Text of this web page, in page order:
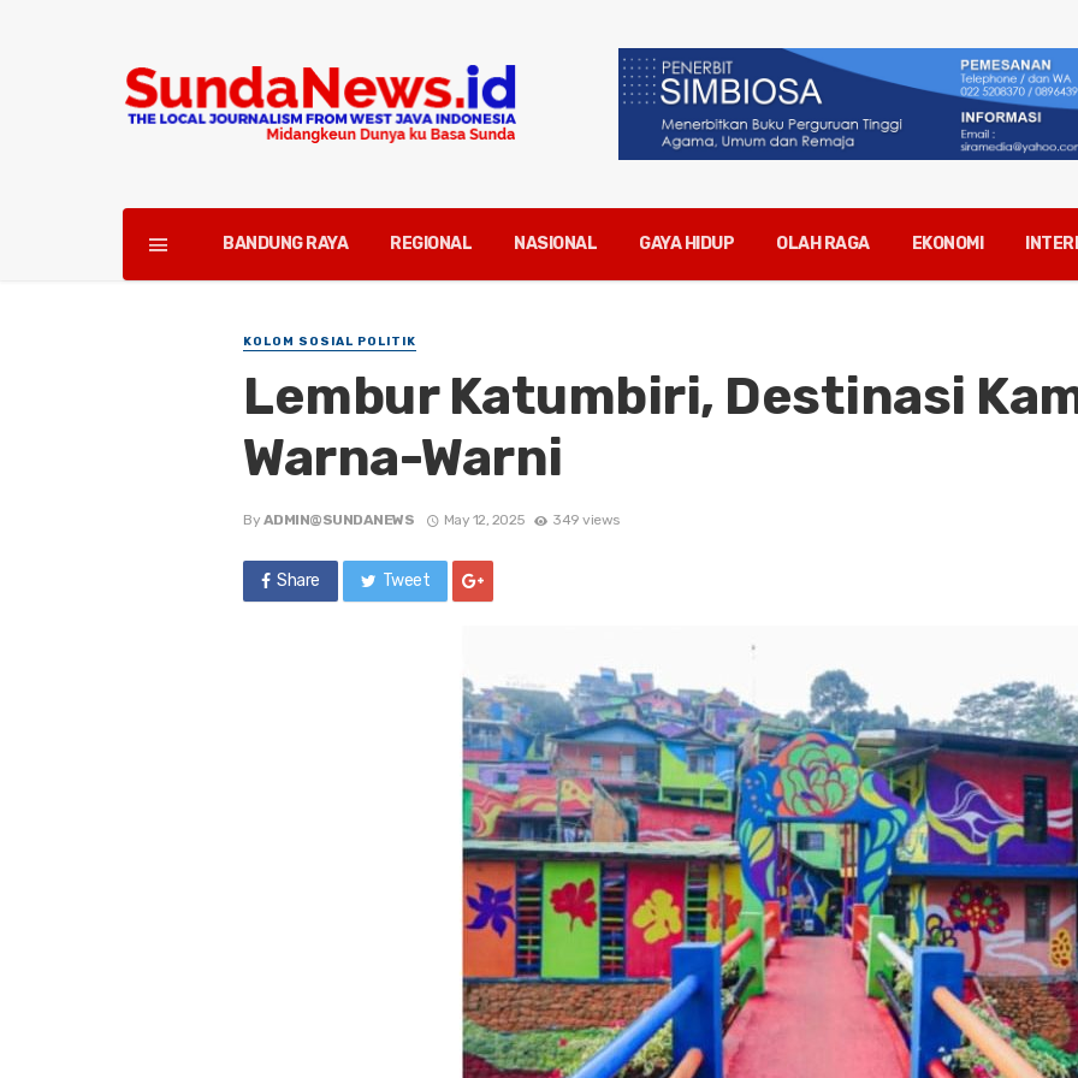
BANDUNG RAYA REGIONAL NASIONAL GAYA HIDUP OLAH RAGA EKONOMI
KOLOM SOSIAL POLITIK
Lembur Katumbiri, Destinasi
Warna-Warni
By ADMIN@SUNDANEWS May 12, 2025 349 views
Share Tweet